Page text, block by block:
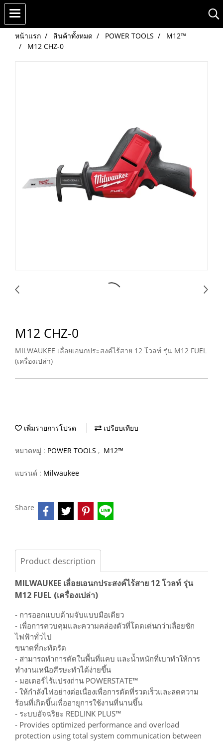
หน้าแรก สินค้าทั้งหมด POWER TOOLS
M12™
M12 CHZ-0
M12 CHZ-0
MILWAUKEE เลื่อยเอนกประสงค์ไร้สาย 12 โวลท์ รุ่น M12 FUEL
(เครื่องเปล่า)
เพิ่มรายการโปรด เปรียบเทียบ
หมวดหมู่ : POWER TOOLS , M12™
แบรนด์ : Milwaukee
Share
Product description
MILWAUKEE เลื่อยเอนกประสงค์ไร้สาย 12 โวลท์ รุ่น
M12 FUEL (เครื่องเปล่า)
- การออกแบบด้ามจับแบบมือเดียว
- เพื่อการควบคุมและความคล่องตัวที่โดดเด่นกว่าเลื่อยชัก
ไฟฟ้าทั่วไป
ขนาดที่กะทัดรัด
- สามารถทำการตัดในพื้นที่แคบ และน้ำหนักที่เบาทำให้การ
ทำงานเหนือศีรษะทำได้ง่ายขึ้น
- มอเตอร์ไร้แปรงถ่าน POWERSTATE™
- ให้กำลังไฟอย่างต่อเนื่องเพื่อการตัดที่รวดเร็วและลดความ
ร้อนที่เกิดขึ้นเพื่ออายุการใช้งานที่นานขึ้น
- ระบบอัจฉริยะ REDLINK PLUS™
- Provides optimized performance and overload
protection using total system communication between